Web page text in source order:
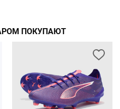
ПОКУПАЮТ